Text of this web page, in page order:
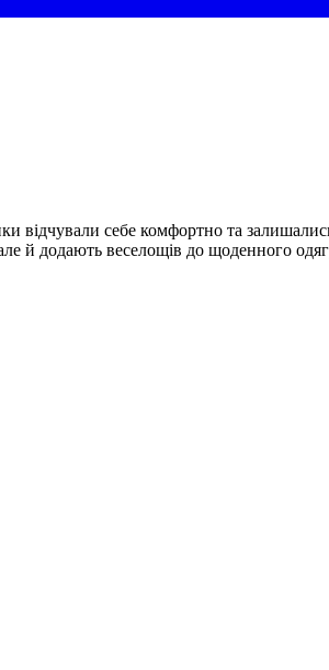
відчували себе комфортно та
й додають веселощів до щоденного